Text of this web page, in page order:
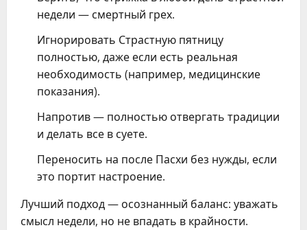
недели — смертный грех.
Игнорировать Страстную пятницу
полностью, даже если есть реальная
необходимость (например, медицинские
показания).
Напротив — полностью отвергать традиции
и делать все в суете.
Переносить на после Пасхи без нужды, если
это портит настроение.
Лучший подход — осознанный баланс: уважать
смысл недели, но не впадать в крайности.